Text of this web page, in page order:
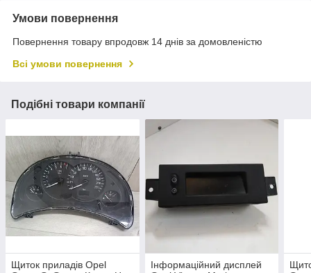
Умови повернення
Повернення товару впродовж 14 днів за домовленістю
Всі умови повернення
Подібні товари компанії
Щиток приладів Opel
Інформаційний дисплей